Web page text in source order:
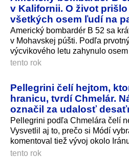
v Kalifornii. O život
všetkých osem ľudí na
Americký bombardér B 52 sa
v Mohavskej púšti. Podľa
výcvikového letu zahynulo
tento rok
Pellegrini čelí hejtom,
hranicu, tvrdí Chmelár.
označil za udalosť
Pellegrini podľa Chmelára čelí
Vysvetlil aj to, prečo si Módí
komentoval tiež vývoj okolo
tento rok